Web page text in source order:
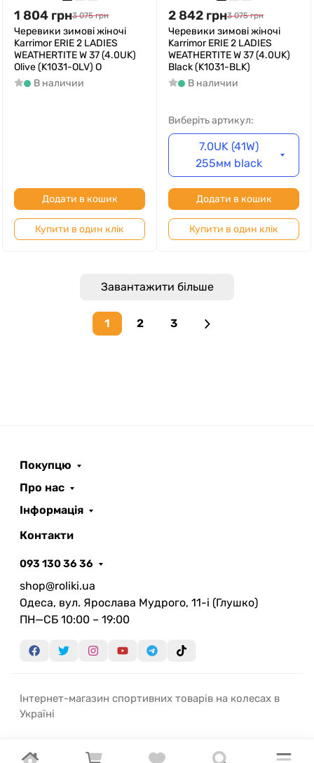
1 804 грн3 075 грн
Черевики зимові жіночі
Karrimor ERIE 2 LADIES
WEATHERTITE W 37 (4.0UK)
Olive (K1031-OLV) O
В наличии
Додати в кошик
Купити в один клік
2 842 грн3 075 грн
Черевики зимові жіночі
Karrimor ERIE 2 LADIES
WEATHERTITE W 37 (4.0UK)
Black (K1031-BLK)
В наличии
Виберіть артикул:
7.0UK (41W)
255мм black
Додати в кошик
Купити в один клік
Завантажити більше
1 2 3
Next page
Покупцю
Про нас
Інформація
Контакти
093 130 36 36
shop@roliki.ua
Одеса, вул. Ярослава Мудрого, 11-i (Глушко)
ПН—СБ 10:00 – 19:00
Інтернет-магазин спортивних товарів на колесах в
Україні